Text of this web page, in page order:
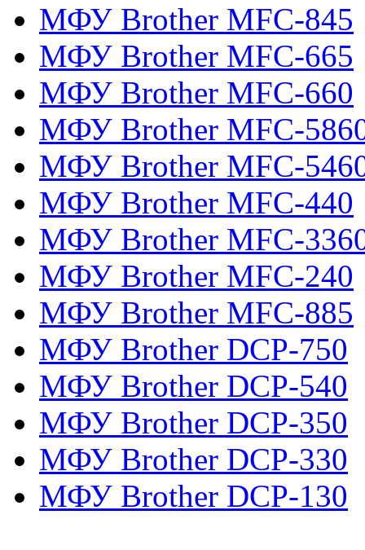
МФУ Brother MFC-845
МФУ Brother MFC-665
МФУ Brother MFC-660
МФУ Brother MFC-
МФУ Brother MFC-
МФУ Brother MFC-440
МФУ Brother MFC-
МФУ Brother MFC-240
МФУ Brother MFC-885
МФУ Brother DCP-750
МФУ Brother DCP-540
МФУ Brother DCP-350
МФУ Brother DCP-330
МФУ Brother DCP-130